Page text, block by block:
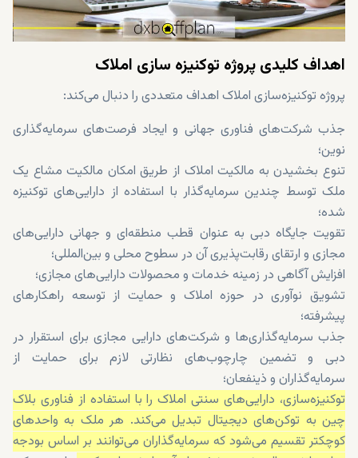
اهداف کلیدی پروژه توکنیزه‌ سازی املاک
پروژه توکنیزه‌سازی املاک اهداف متعددی را دنبال می‌کند:
جذب شرکت‌های فناوری جهانی و ایجاد فرصت‌های سرمایه‌گذاری
نوین؛
تنوع بخشیدن به مالکیت املاک از طریق امکان مالکیت مشاع یک
ملک توسط چندین سرمایه‌گذار با استفاده از دارایی‌های توکنیزه
شده؛
تقویت جایگاه دبی به عنوان قطب منطقه‌ای و جهانی دارایی‌های
مجازی و ارتقای رقابت‌پذیری آن در سطوح محلی و بین‌المللی؛
افزایش آگاهی در زمینه خدمات و محصولات دارایی‌های مجازی؛
تشویق نوآوری در حوزه املاک و حمایت از توسعه راهکارهای
پیشرفته؛
جذب سرمایه‌گذاری‌ها و شرکت‌های دارایی مجازی برای استقرار در
دبی و تضمین چارچوب‌های نظارتی لازم برای حمایت از
سرمایه‌گذاران و ذینفعان؛
توکنیزه‌سازی، دارایی‌های سنتی املاک را با استفاده از فناوری بلاک
چین به توکن‌های دیجیتال تبدیل می‌کند. هر ملک به واحدهای
کوچکتر تقسیم می‌شود که سرمایه‌گذاران می‌توانند بر اساس بودجه